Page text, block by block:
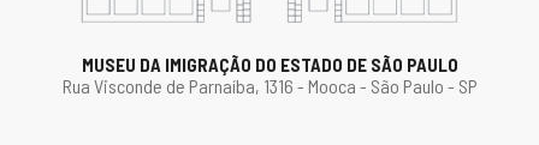
MUSEU DA IMIGRAÇÃO DO ESTADO DE SÃO PAULO
Rua Visconde de Parnaíba, 1316 - Mooca - São Paulo - SP